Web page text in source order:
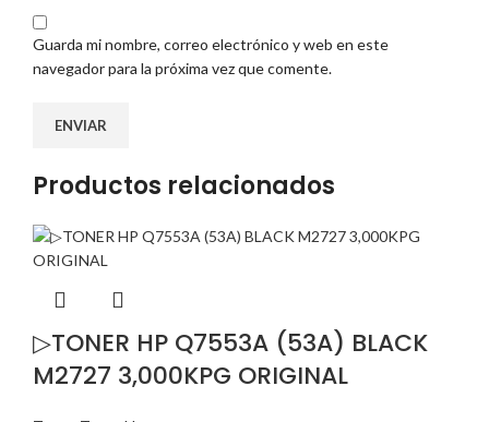
Guarda mi nombre, correo electrónico y web en este
navegador para la próxima vez que comente.
Productos relacionados
▷TONER HP Q7553A (53A) BLACK
M2727 3,000KPG ORIGINAL